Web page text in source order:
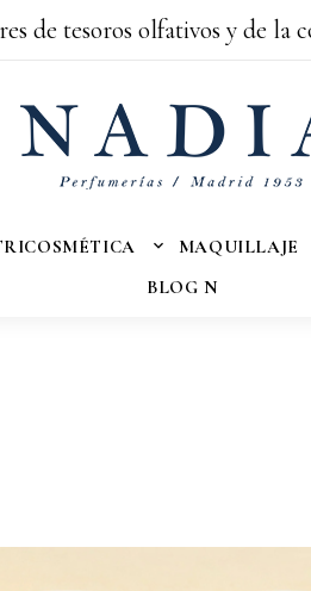
de tesoros olfativos y de la
MAQUILLAJE
BLOG N